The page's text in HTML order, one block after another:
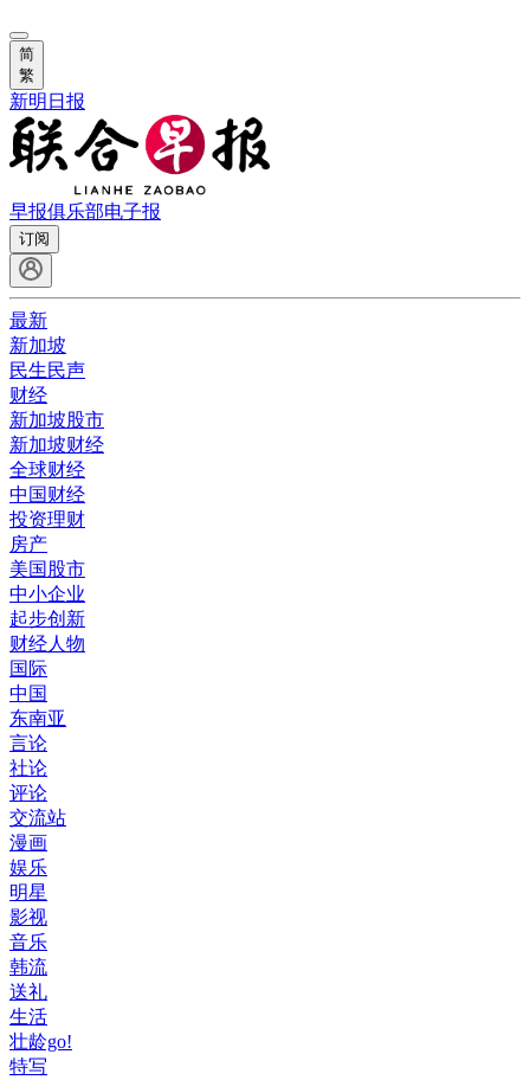
简
繁
新明日报
早报俱乐部电子报
订阅
最新
新加坡
民生民声
财经
新加坡股市
新加坡财经
全球财经
中国财经
投资理财
房产
美国股市
中小企业
起步创新
财经人物
国际
中国
东南亚
言论
社论
评论
交流站
漫画
娱乐
明星
影视
音乐
韩流
送礼
生活
壮龄go!
特写